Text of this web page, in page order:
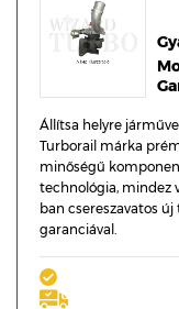
Állítsa helyre
Turborail márka
minőségű
technológia, mindez
ban csereszavatos
garanciával.